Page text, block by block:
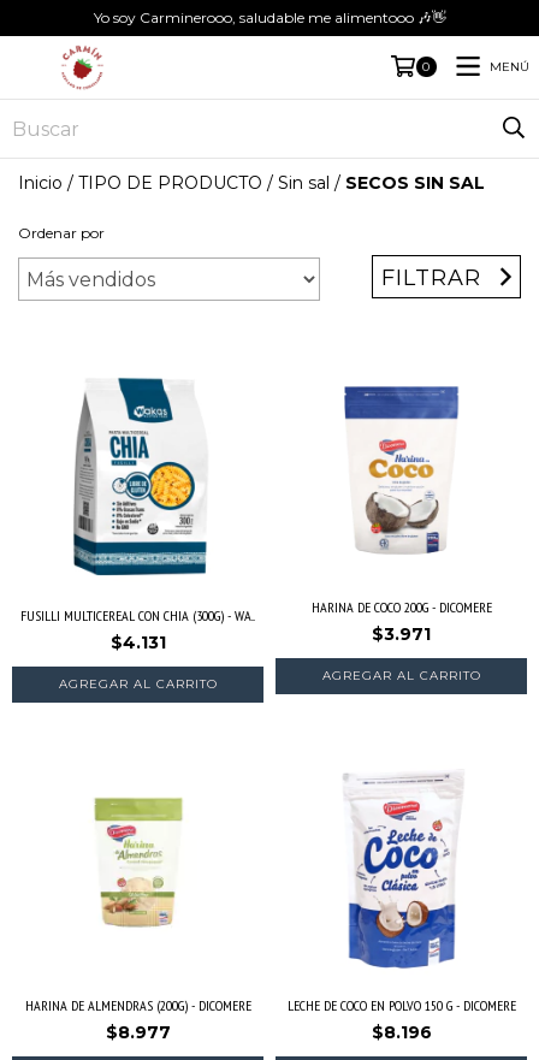
Yo soy Carminerooo, saludable me alimentooo 🎶👋
0 MENÚ
Inicio / TIPO DE PRODUCTO / Sin sal / SECOS SIN SAL
Ordenar por
FILTRAR
FUSILLI MULTICEREAL CON CHIA (300G) - WA...
$4.131
HARINA DE COCO 200G - DICOMERE
$3.971
HARINA DE ALMENDRAS (200G) - DICOMERE
$8.977
LECHE DE COCO EN POLVO 150 G - DICOMERE
$8.196